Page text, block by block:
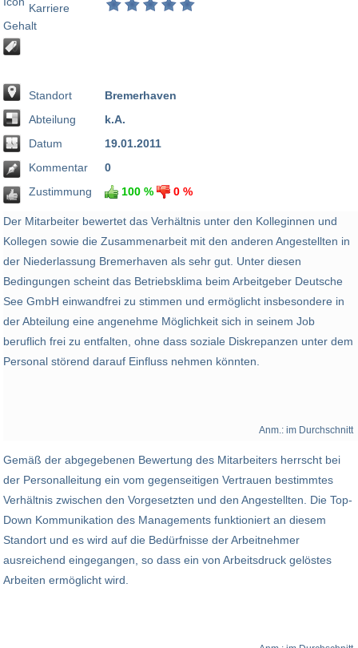
Karriere
Standort
Abteilung
Datum
Kommentar
Zustimmung
Bremerhaven
k.A.
19.01.2011
0
100 %
0 %
Der Mitarbeiter bewertet das Verhältnis unter den Kolleginnen und
Kollegen sowie die Zusammenarbeit mit den anderen Angestellten in
der Niederlassung Bremerhaven als sehr gut. Unter diesen
Bedingungen scheint das Betriebsklima beim Arbeitgeber Deutsche
See GmbH einwandfrei zu stimmen und ermöglicht insbesondere in
der Abteilung eine angenehme Möglichkeit sich in seinem Job
beruflich frei zu entfalten, ohne dass soziale Diskrepanzen unter dem
Personal störend darauf Einfluss nehmen könnten.
Anm.: im Durchschnitt
Gemäß der abgegebenen Bewertung des Mitarbeiters herrscht bei
der Personalleitung ein vom gegenseitigen Vertrauen bestimmtes
Verhältnis zwischen den Vorgesetzten und den Angestellten. Die Top-
Down Kommunikation des Managements funktioniert an diesem
Standort und es wird auf die Bedürfnisse der Arbeitnehmer
ausreichend eingegangen, so dass ein von Arbeitsdruck gelöstes
Arbeiten ermöglicht wird.